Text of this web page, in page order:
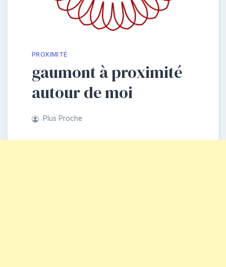
PROXIMITÉ
gaumont à proximité
autour de moi
Plus Proche